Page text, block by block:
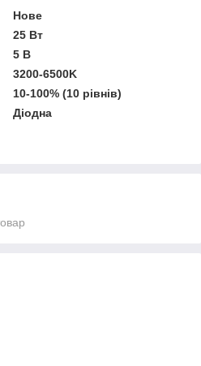
Нове
25 Вт
5 В
3200-6500K
10-100% (10 рівнів)
Діодна